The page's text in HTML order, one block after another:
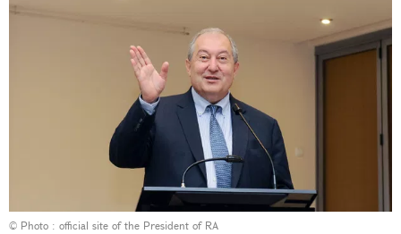
© Photo : official site of the President of RA